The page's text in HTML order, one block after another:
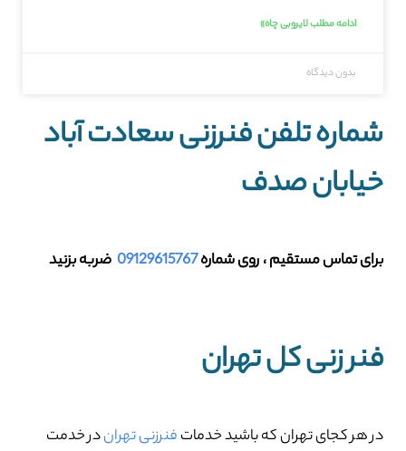
ادامه مطلب لایروبی چاه»
بدون دیدگاه
شماره تلفن فنرزنی سعادت آباد
خیابان صدف
برای تماس مستقیم ، روی شماره09129615767 ضربه بزنید
فنر زنی کل تهران
در هر کجای تهران که باشید خدماتفنرزنی تهراندر خدمت